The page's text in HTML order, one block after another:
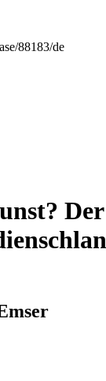
88183/de
Der